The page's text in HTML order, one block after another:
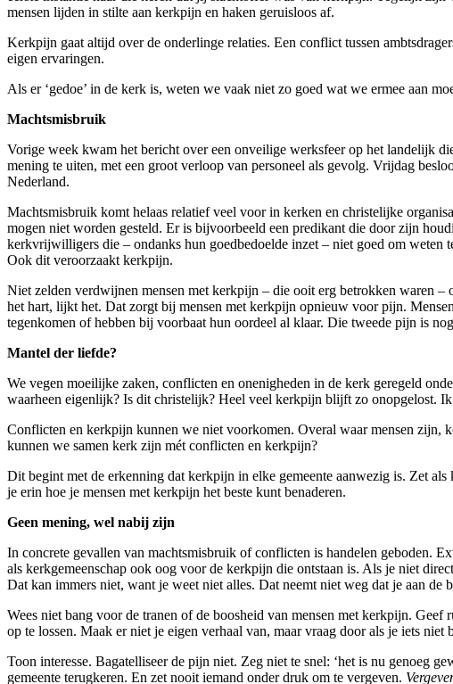
mensen lijden in stilte aan kerkpijn en haken geruisloos af.
Kerkpijn gaat altijd over de onderlinge relaties. Een conflict tussen
eigen ervaringen.
Als er ‘gedoe’ in de kerk is, weten we vaak niet zo goed wat we ermee aan
Machtsmisbruik
Vorige week kwam het bericht over een onveilige werksfeer op het landelijk
mening te uiten, met een groot verloop van personeel als gevolg. Vrijdag
Nederland.
Machtsmisbruik komt helaas relatief veel voor in kerken en christelijke
mogen niet worden gesteld. Er is bijvoorbeeld een predikant die door zijn
kerkvrijwilligers die – ondanks hun goedbedoelde inzet – niet goed om weten
Ook dit veroorzaakt kerkpijn.
Niet zelden verdwijnen mensen met kerkpijn – die ooit erg betrokken waren
het hart, lijkt het. Dat zorgt bij mensen met kerkpijn opnieuw voor pijn.
tegenkomen of hebben bij voorbaat hun oordeel al klaar. Die tweede pijn is
Mantel der liefde?
We vegen moeilijke zaken, conflicten en onenigheden in de kerk geregeld
waarheen eigenlijk? Is dit christelijk? Heel veel kerkpijn blijft zo onopgelost.
Conflicten en kerkpijn kunnen we niet voorkomen. Overal waar mensen zijn,
kunnen we samen kerk zijn mét conflicten en kerkpijn?
Dit begint met de erkenning dat kerkpijn in elke gemeente aanwezig is. Zet
je erin hoe je mensen met kerkpijn het beste kunt benaderen.
Geen mening, wel nabij zijn
In concrete gevallen van machtsmisbruik of conflicten is handelen geboden.
als kerkgemeenschap ook oog voor de kerkpijn die ontstaan is. Als je niet
Dat kan immers niet, want je weet niet alles. Dat neemt niet weg dat je aan
Wees niet bang voor de tranen of de boosheid van mensen met kerkpijn.
op te lossen. Maak er niet je eigen verhaal van, maar vraag door als je iets niet
Toon interesse. Bagatelliseer de pijn niet. Zeg niet te snel: ‘het is nu genoeg
gemeente terugkeren. En zet nooit iemand onder druk om te vergeven.